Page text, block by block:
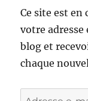
Ce site est
votre adresse
blog et
chaque
Adresse